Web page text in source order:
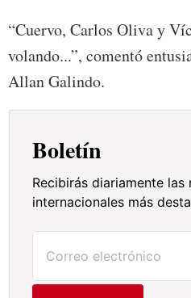
“Cuervo, Carlos Oliva y
volando...”, comentó
Allan Galindo.
Boletín
Recibirás diariamente
internacionales más